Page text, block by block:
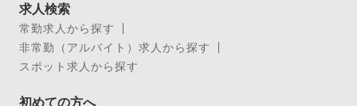
求人検索
常勤求人から探す
非常勤（アルバイト）求人から探す
スポット求人から探す
初めての方へ